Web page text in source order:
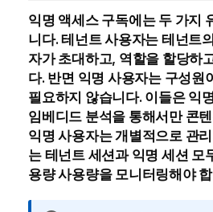
익명 액세스구독에는 두 가지
니다. 테넌트 사용자는 테넌트
자가 초대하고, 역할을 할당하
다. 반면 익명 사용자는 구성원
필요하지 않습니다. 이들은 익
임베디드 분석을 통해서만 콘
익명 사용자는 개별적으로 관
는 테넌트 세션과 익명 세션 모
용량 사용량을 모니터링해야